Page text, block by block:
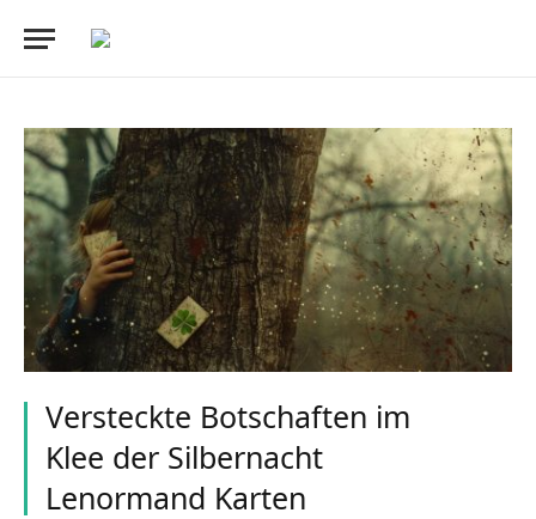
Versteckte Botschaften im
Klee der Silbernacht
Lenormand Karten